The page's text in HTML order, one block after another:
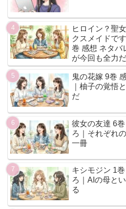
ヒロイン？聖
クスメイドで
巻 感想 ネタバ
が今回も全力
鬼の花嫁 9巻
｜柚子の覚悟
だ
彼女の友達 6
ろ｜それぞれ
一冊
キシモジン 1
ろ｜AIの母と
る